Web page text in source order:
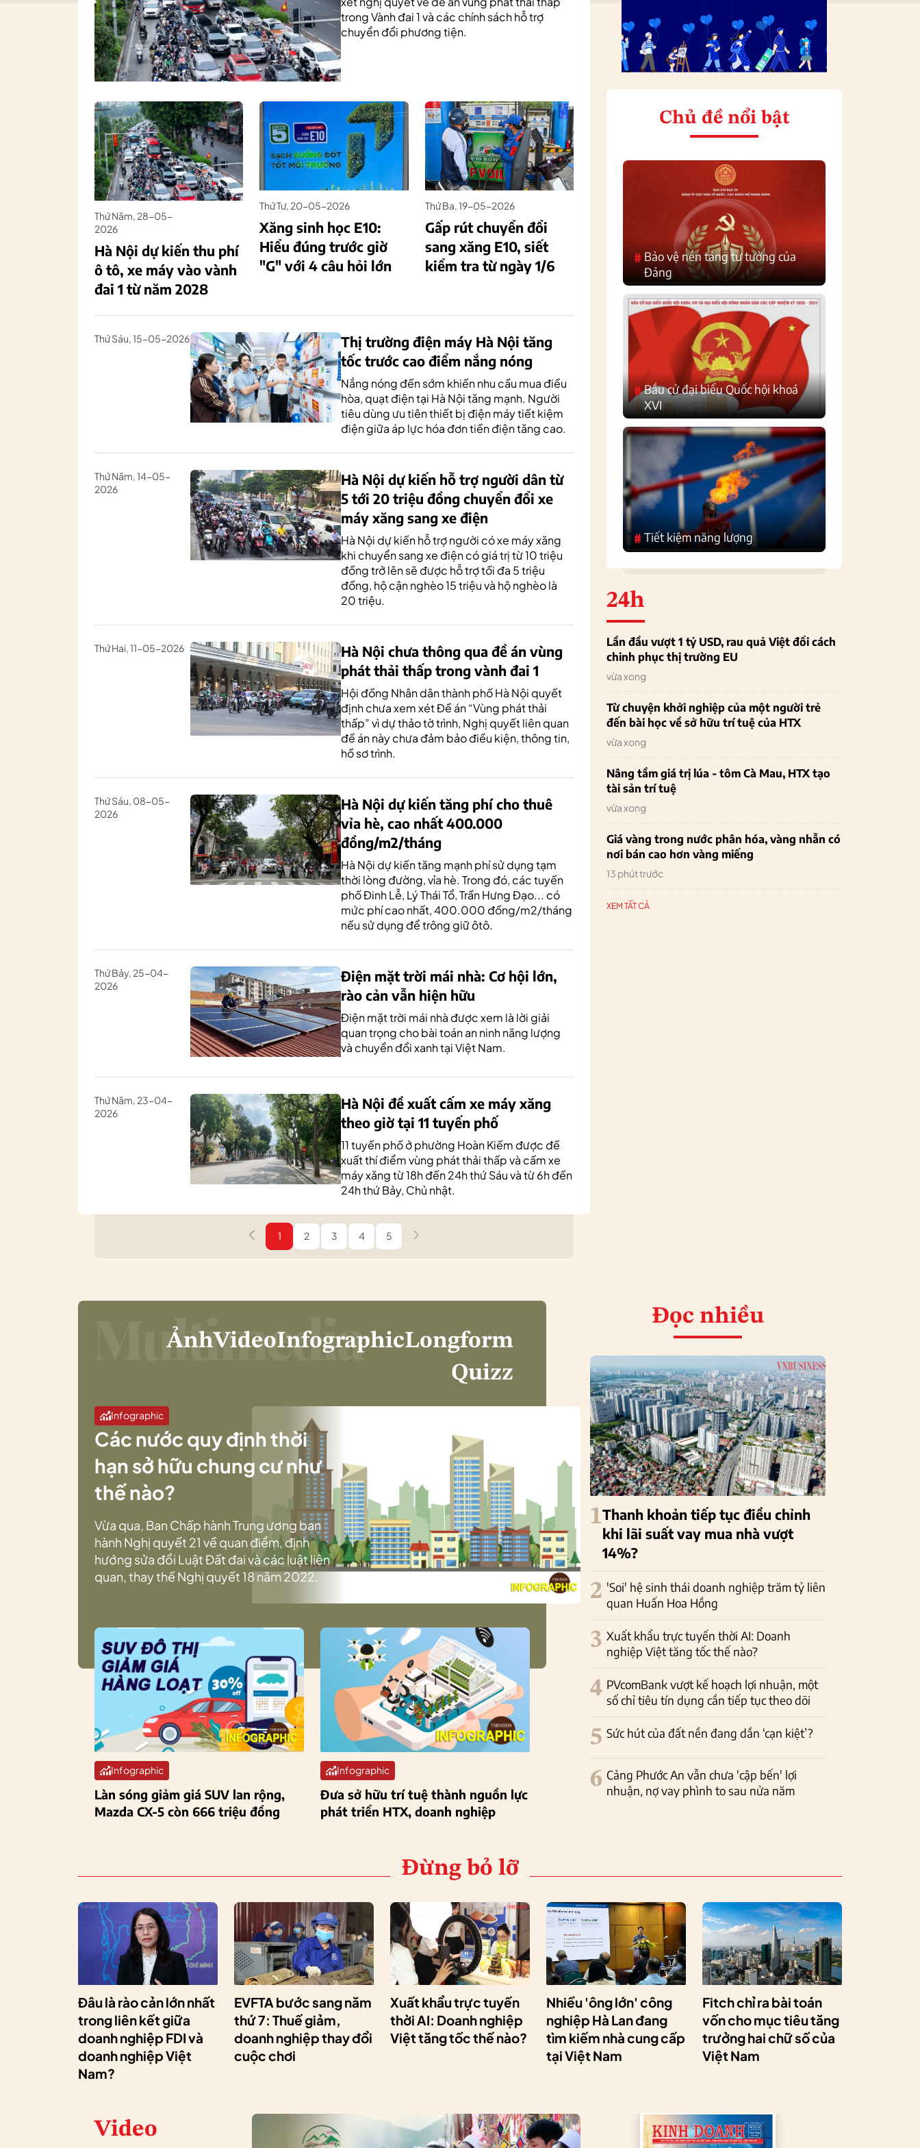
trong Vành đai 1 và các chính sách hỗ trợ
chuyển đổi phương tiện.
Thứ Năm, 28-05-
2026
Hà Nội dự kiến thu phí
ô tô, xe máy vào vành
đai 1 từ năm 2028
Thứ Tư, 20-05-2026
Xăng sinh học E10:
Hiểu đúng trước giờ
"G" với 4 câu hỏi lớn
Thứ Ba, 19-05-2026
Gấp rút chuyển đổi
sang xăng E10, siết
kiểm tra từ ngày 1/6
Thứ Sáu, 15-05-2026
Thị trường điện máy Hà Nội tăng
tốc trước cao điểm nắng nóng
Nắng nóng đến sớm khiến nhu cầu mua điều
hòa, quạt điện tại Hà Nội tăng mạnh. Người
tiêu dùng ưu tiên thiết bị điện máy tiết kiệm
điện giữa áp lực hóa đơn tiền điện tăng cao.
Thứ Năm, 14-05-
2026
Hà Nội dự kiến hỗ trợ người dân từ
5 tới 20 triệu đồng chuyển đổi xe
máy xăng sang xe điện
Hà Nội dự kiến hỗ trợ người có xe máy xăng
khi chuyển sang xe điện có giá trị từ 10 triệu
đồng trở lên sẽ được hỗ trợ tối đa 5 triệu
đồng, hộ cận nghèo 15 triệu và hộ nghèo là
20 triệu.
Thứ Hai, 11-05-2026
Hà Nội chưa thông qua đề án vùng
phát thải thấp trong vành đai 1
Hội đồng Nhân dân thành phố Hà Nội quyết
định chưa xem xét Đề án “Vùng phát thải
thấp” vì dự thảo tờ trình, Nghị quyết liên quan
đề án này chưa đảm bảo điều kiện, thông tin,
hồ sơ trình.
Thứ Sáu, 08-05-
2026
Hà Nội dự kiến tăng phí cho thuê
vỉa hè, cao nhất 400.000
đồng/m2/tháng
Hà Nội dự kiến tăng mạnh phí sử dụng tạm
thời lòng đường, vỉa hè. Trong đó, các tuyến
phố Đinh Lễ, Lý Thái Tổ, Trần Hưng Đạo... có
mức phí cao nhất, 400.000 đồng/m2/tháng
nếu sử dụng để trông giữ ôtô.
Thứ Bảy, 25-04-
2026
Điện mặt trời mái nhà: Cơ hội lớn,
rào cản vẫn hiện hữu
Điện mặt trời mái nhà được xem là lời giải
quan trọng cho bài toán an ninh năng lượng
và chuyển đổi xanh tại Việt Nam.
Thứ Năm, 23-04-
2026
Hà Nội đề xuất cấm xe máy xăng
theo giờ tại 11 tuyến phố
11 tuyến phố ở phường Hoàn Kiếm được đề
xuất thí điểm vùng phát thải thấp và cấm xe
máy xăng từ 18h đến 24h thứ Sáu và từ 6h đến
24h thứ Bảy, Chủ nhật.
1 2 3 4 5
Chủ đề nổi bật
#Bảo vệ nền tảng tư tưởng của
Đảng
#Bầu cử đại biểu Quốc hội khoá
XVI
#Tiết kiệm năng lượng
24h
Lần đầu vượt 1 tỷ USD, rau quả Việt đổi cách
chinh phục thị trường EU
vừa xong
Từ chuyện khởi nghiệp của một người trẻ
đến bài học về sở hữu trí tuệ của HTX
vừa xong
Nâng tầm giá trị lúa - tôm Cà Mau, HTX tạo
tài sản trí tuệ
vừa xong
Giá vàng trong nước phân hóa, vàng nhẫn có
nơi bán cao hơn vàng miếng
13 phút trước
XEM TẤT CẢ
ẢnhVideoInfographicLongform
Quizz
Infographic
Các nước quy định thời
hạn sở hữu chung cư như
thế nào?
Vừa qua, Ban Chấp hành Trung ương ban
hành Nghị quyết 21 về quan điểm, định
hướng sửa đổi Luật Đất đai và các luật liên
quan, thay thế Nghị quyết 18 năm 2022.
Infographic
Làn sóng giảm giá SUV lan rộng,
Mazda CX-5 còn 666 triệu đồng
Infographic
Đưa sở hữu trí tuệ thành nguồn lực
phát triển HTX, doanh nghiệp
Đọc nhiều
1Thanh khoản tiếp tục điều chỉnh
khi lãi suất vay mua nhà vượt
14%?
2 'Soi' hệ sinh thái doanh nghiệp trăm tỷ liên
quan Huấn Hoa Hồng
3 Xuất khẩu trực tuyến thời AI: Doanh
nghiệp Việt tăng tốc thế nào?
4 PVcomBank vượt kế hoạch lợi nhuận, một
số chỉ tiêu tín dụng cần tiếp tục theo dõi
5 Sức hút của đất nền đang dần ‘cạn kiệt’?
6 Cảng Phước An vẫn chưa 'cập bến' lợi
nhuận, nợ vay phình to sau nửa năm
Đừng bỏ lỡ
Đâu là rào cản lớn nhất
trong liên kết giữa
doanh nghiệp FDI và
doanh nghiệp Việt
Nam?
EVFTA bước sang năm
thứ 7: Thuế giảm,
doanh nghiệp thay đổi
cuộc chơi
Xuất khẩu trực tuyến
thời AI: Doanh nghiệp
Việt tăng tốc thế nào?
Nhiều 'ông lớn' công
nghiệp Hà Lan đang
tìm kiếm nhà cung cấp
tại Việt Nam
Fitch chỉ ra bài toán
vốn cho mục tiêu tăng
trưởng hai chữ số của
Việt Nam
Video